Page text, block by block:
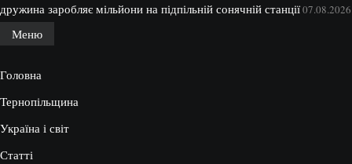
дружина заробляє мільйони на підпільній сонячній станції07.08.2026
Меню
Головна
Тернопільщина
Україна і світ
Статті